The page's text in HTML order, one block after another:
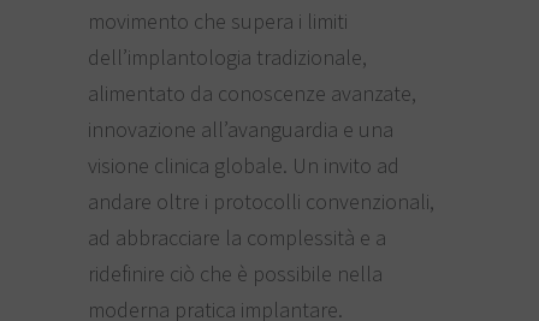
movimento che supera i limiti
dell’implantologia tradizionale,
alimentato da conoscenze avanzate,
innovazione all’avanguardia e una
visione clinica globale. Un invito ad
andare oltre i protocolli convenzionali,
ad abbracciare la complessità e a
ridefinire ciò che è possibile nella
moderna pratica implantare.